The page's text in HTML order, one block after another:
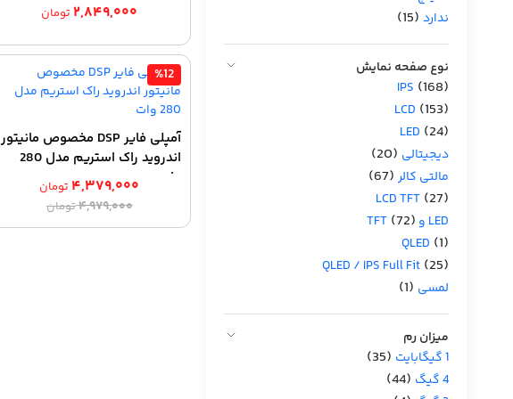
ندارد (15)
نوع صفحه نمایش
IPS (168)
LCD (153)
LED (24)
دیجیتالی (20)
مالتی کالر (67)
LCD TFT (27)
LED و TFT (72)
QLED (1)
QLED / IPS Full Fit (25)
لمسی (1)
میزان رم
1 گیگابایت
(35)
4 گیگ (44)
۲,۸۴۹,۰۰۰ تومان
%12
آمپلی فایر DSP مخصوص مانیتور
اندروید راک استریم مدل 280
وات
۴,۹۷۹,۰۰۰تومان
قیمت
اصلی:
۴,۳۷۹,۰۰۰ تومان
قیمت
فعلی: